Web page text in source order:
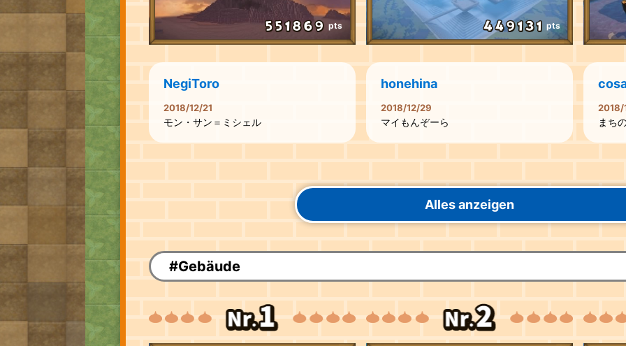
pts
NegiToro
2018/12/21
モン・サン＝ミシェル
pts
honehina
2018/12/29
マイもんぞーら
2018/
まち
Alles anzeigen
#Gebäude